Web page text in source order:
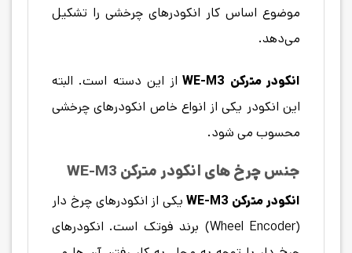
موضوع اساس کار انکودرهای چرخشی را تشکیل
می‌دهد.
انکودر مترکن WE-M3
از این دسته است. البته
این انکودر یکی از انواع خاص انکودرهای چرخشی
محسوب می شود.
جنس چرخ های انکودر مترکن WE-M3
انکودر مترکن WE-M3
یکی از انکودرهای چرخ دار
(Wheel Encoder) برند فوتک است. انکودرهای